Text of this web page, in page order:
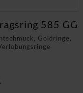
Goldringe,
585 GG